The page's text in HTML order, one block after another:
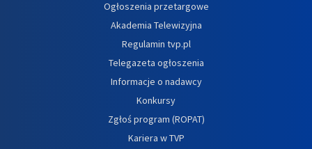
Ogłoszenia przetargowe
Akademia Telewizyjna
Regulamin tvp.pl
Telegazeta ogłoszenia
Informacje o nadawcy
Konkursy
Zgłoś program (ROPAT)
Kariera w TVP